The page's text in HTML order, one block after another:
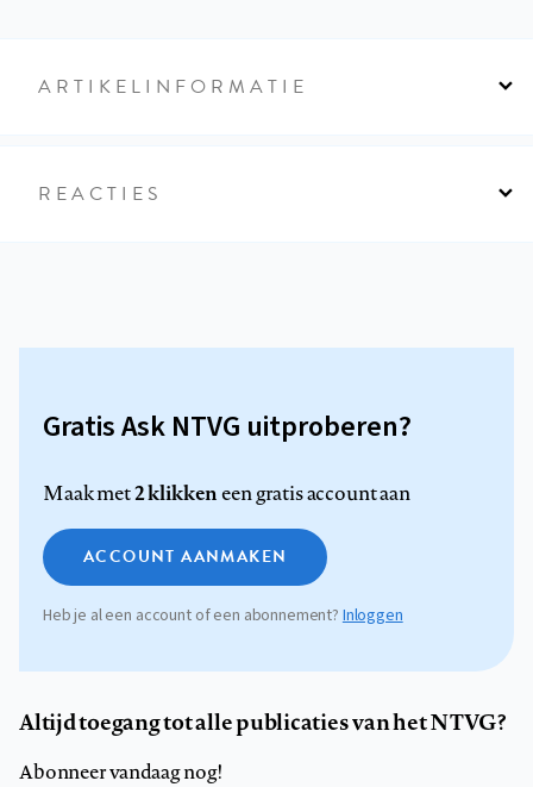
ARTIKELINFORMATIE
REACTIES
Gratis Ask NTVG uitproberen?
Maak met2 klikkeneen gratis account aan
ACCOUNT AANMAKEN
Heb je al een account of een abonnement?Inloggen
Altijd toegang tot alle publicaties van het NTVG?
Abonneer vandaag nog!